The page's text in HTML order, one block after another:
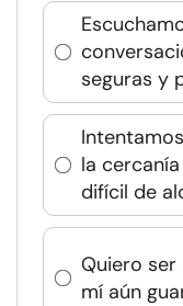
seguras y
la
difícil de
Quiero
mí aún